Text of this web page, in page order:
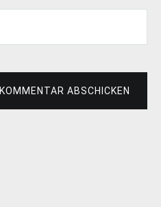
KOMMENTAR ABSCHICKEN